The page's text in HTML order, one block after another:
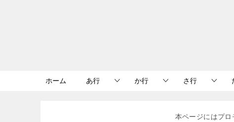
ホーム あ行 か行 さ行
本ページにはプロ